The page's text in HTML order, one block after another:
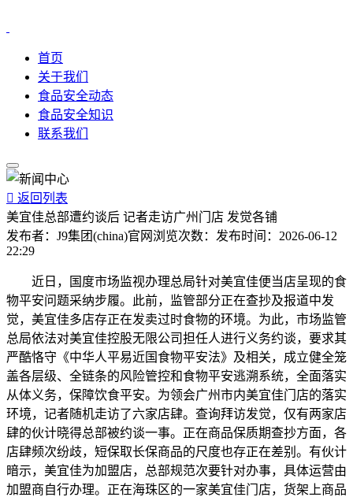
首页
关于我们
食品安全动态
食品安全知识
联系我们
 返回列表
美宜佳总部遭约谈后 记者走访广州门店 发觉各铺
发布者： J9集团(china)官网 浏览次数： 发布时间： 2026-06-12
22:29
近日，国度市场监视办理总局针对美宜佳便当店呈现的食
物平安问题采纳步履。此前，监管部分正在查抄及报道中发
觉，美宜佳多店存正在发卖过时食物的环境。为此，市场监管
总局依法对美宜佳控股无限公司担任人进行义务约谈，要求其
严酷恪守《中华人平易近国食物平安法》及相关，成立健全笼
盖各层级、全链条的风险管控和食物平安逃溯系统，全面落实
从体义务，保障饮食平安。为领会广州市内美宜佳门店的落实
环境，记者随机走访了六家店肆。查询拜访发觉，仅有两家店
肆的伙计晓得总部被约谈一事。正在商品保质期查抄方面，各
店肆频次纷歧，短保取长保商品的尺度也存正在差别。有伙计
暗示，美宜佳为加盟店，总部规范次要针对办事，具体运营由
加盟商自行办理。正在海珠区的一家美宜佳门店，货架上商品